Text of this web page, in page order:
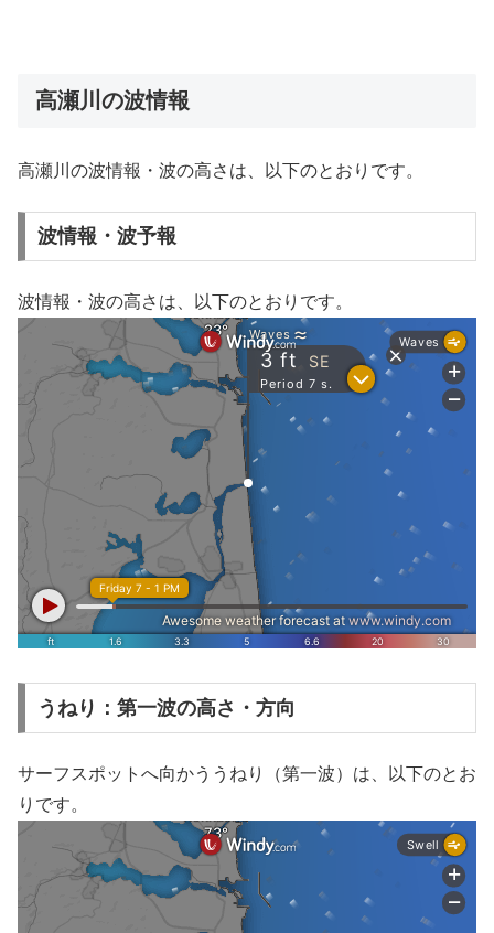
高瀬川の波情報
高瀬川の波情報・波の高さは、以下のとおりです。
波情報・波予報
波情報・波の高さは、以下のとおりです。
うねり：第一波の高さ・方向
サーフスポットへ向かううねり（第一波）は、以下のとお
りです。